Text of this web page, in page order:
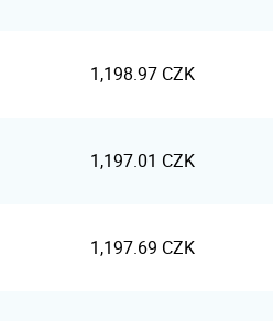
1,198.97 CZK
1,197.01 CZK
1,197.69 CZK